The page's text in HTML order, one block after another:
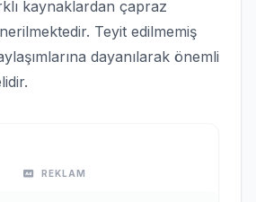
kaynaklardan çapraz
Teyit edilmemiş
dayanılarak önemli
REKLAM